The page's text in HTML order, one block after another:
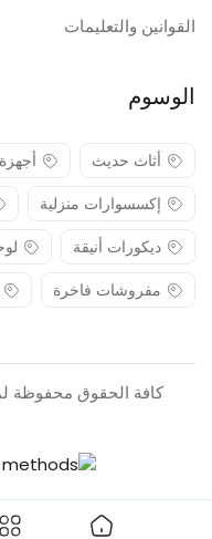
القوانين والتعليمات
الوسوم
أثاث حديث
إكسسوارات منزلية
ديكورات أنيقة
مفروشات فاخرة
كافة الحقوق محفوظة